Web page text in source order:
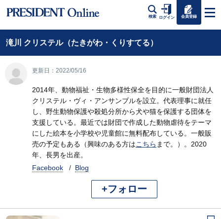
検索 ログイン 会員登録
滝川 クリステル（たきがわ・くりすてる）
更新日：2022/05/16
2014年、動物福祉・生物多様性保全を目的に一般財団法人
クリステル・ヴィ・アンサンブルを設立。代表理事に就任
し、野生動物保護や殺処分所から犬や猫を保護する団体を
支援している。最近では財団で作成した動物虐待をテーマ
にした絵本を小学校や児童館に無料配布している。一般販
売の予定もある（興味のある方はこちら まで。）。2020
年、長男を出産。
Facebook
Blog
+フォロー